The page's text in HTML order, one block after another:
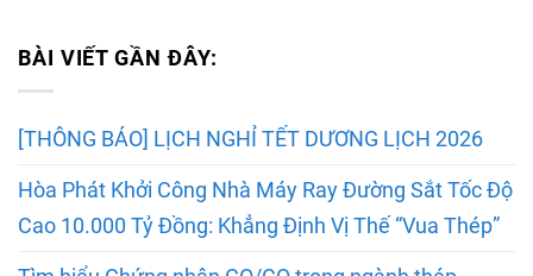
BÀI VIẾT GẦN ĐÂY:
[THÔNG BÁO] LỊCH NGHỈ TẾT DƯƠNG LỊCH 2026
Hòa Phát Khởi Công Nhà Máy Ray Đường Sắt Tốc Độ
Cao 10.000 Tỷ Đồng: Khẳng Định Vị Thế “Vua Thép”